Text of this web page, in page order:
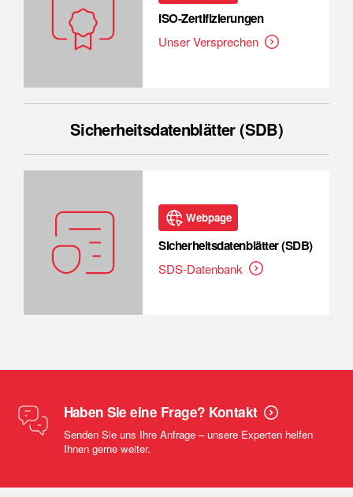
ISO-Zertifizierungen
Unser Versprechen
Sicherheitsdatenblätter (SDB)
Webpage
Sicherheitsdatenblätter (SDB)
SDS-Datenbank
Haben Sie eine Frage? Kontakt
Senden Sie uns Ihre Anfrage – unsere Experten helfen
Ihnen gerne weiter.